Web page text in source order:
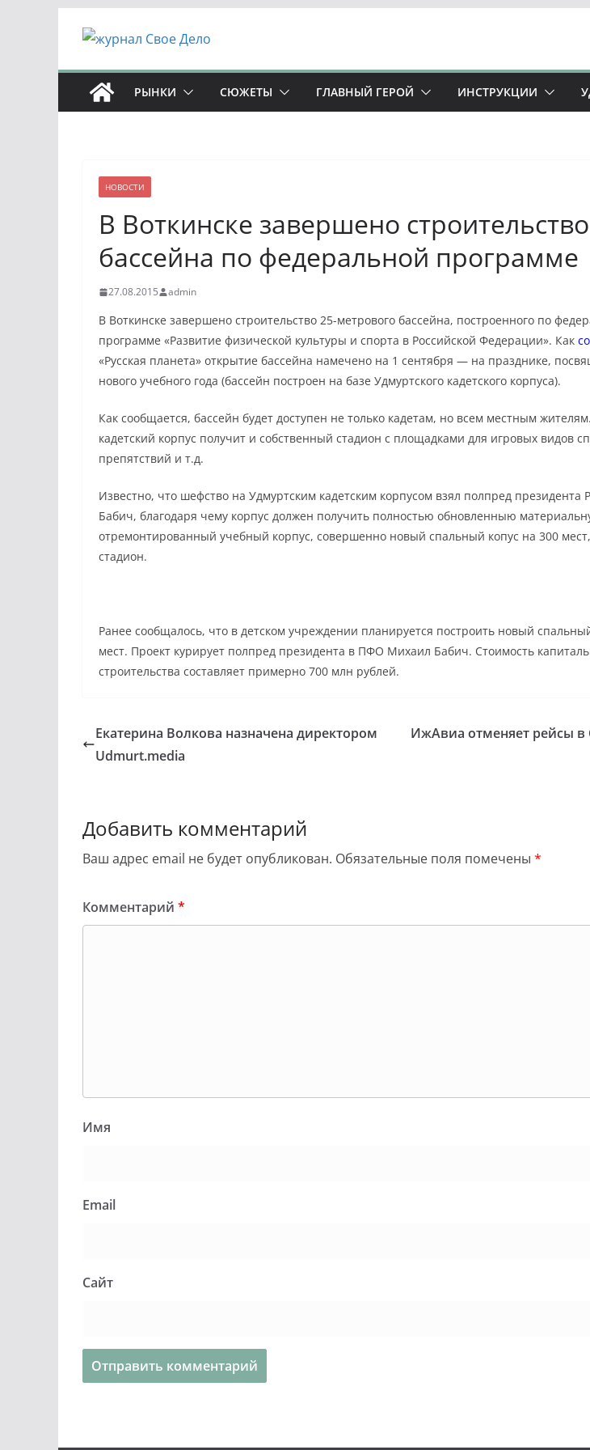
РЫНКИ СЮЖЕТЫ ГЛАВНЫЙ ГЕРОЙ ИНСТРУКЦИИ
НОВОСТИ
В Воткинске завершено строительство
бассейна по федеральной программе
27.08.2015 admin
В Воткинске завершено строительство 25-метрового бассейна, построенного по
программе «Развитие физической культуры и спорта в Российской Федерации». Как
«Русская планета» открытие бассейна намечено на 1 сентября — на празднике,
нового учебного года (бассейн построен на базе Удмуртского кадетского корпуса).
Как сообщается, бассейн будет доступен не только кадетам, но всем местным
кадетский корпус получит и собственный стадион с площадками для игровых видов
препятствий и т.д.
Известно, что шефство на Удмуртским кадетским корпусом взял полпред
Бабич, благодаря чему корпус должен получить полностью обновленныю
отремонтированный учебный корпус, совершенно новый спальный копус на 300
стадион.
Ранее сообщалось, что в детском учреждении планируется построить новый
мест. Проект курирует полпред президента в ПФО Михаил Бабич. Стоимость
строительства составляет примерно 700 млн рублей.
Екатерина Волкова назначена директором
Udmurt.media
ИжАвиа отменяет рейсы в
Добавить комментарий
Ваш адрес email не будет опубликован. Обязательные поля помечены *
Комментарий *
Имя
Email
Сайт